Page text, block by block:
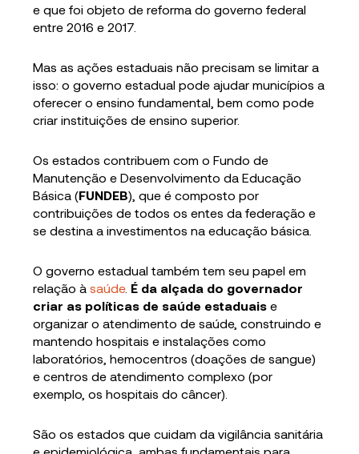
e que foi objeto de reforma do governo federal
entre 2016 e 2017.
Mas as ações estaduais não precisam se limitar a
isso: o governo estadual pode ajudar municípios a
oferecer o ensino fundamental, bem como pode
criar instituições de ensino superior.
Os estados contribuem com o Fundo de
Manutenção e Desenvolvimento da Educação
Básica (FUNDEB), que é composto por
contribuições de todos os entes da federação e
se destina a investimentos na educação básica.
O governo estadual também tem seu papel em
relação àsaúde. É da alçada do governador
criar as políticas de saúde estaduais e
organizar o atendimento de saúde, construindo e
mantendo hospitais e instalações como
laboratórios, hemocentros (doações de sangue)
e centros de atendimento complexo (por
exemplo, os hospitais do câncer).
São os estados que cuidam da vigilância sanitária